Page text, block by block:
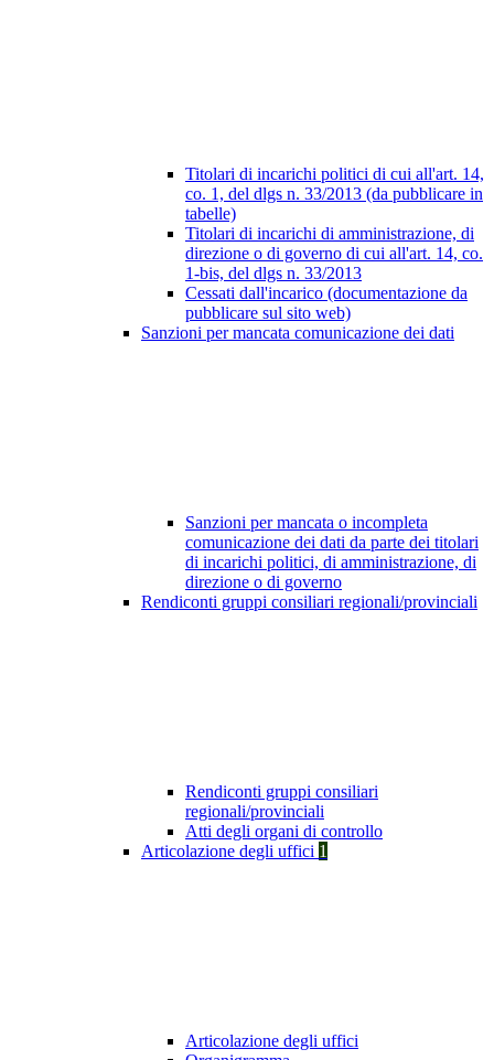
Titolari di incarichi politici di cui all'art. 14,
co. 1, del dlgs n. 33/2013 (da pubblicare in
tabelle)
Titolari di incarichi di amministrazione, di
direzione o di governo di cui all'art. 14, co.
1-bis, del dlgs n. 33/2013
Cessati dall'incarico (documentazione da
pubblicare sul sito web)
Sanzioni per mancata comunicazione dei dati
Sanzioni per mancata o incompleta
comunicazione dei dati da parte dei titolari
di incarichi politici, di amministrazione, di
direzione o di governo
Rendiconti gruppi consiliari regionali/provinciali
Rendiconti gruppi consiliari
regionali/provinciali
Atti degli organi di controllo
Articolazione degli uffici 1
Articolazione degli uffici